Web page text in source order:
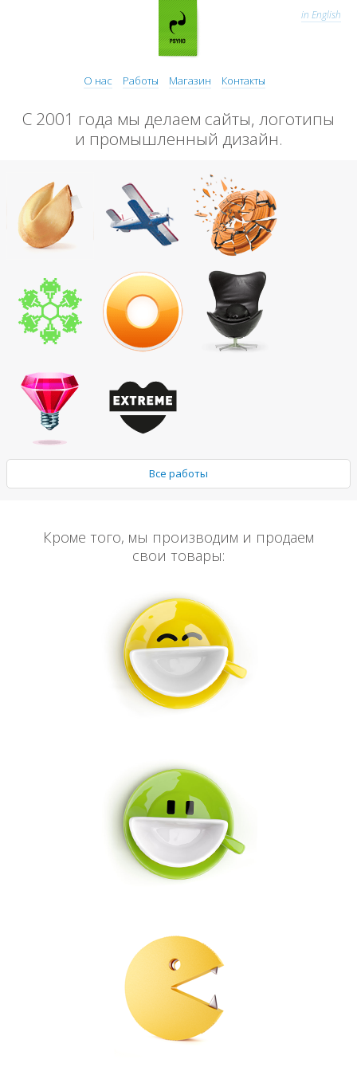
О нас Работы Магазин Контакты
in English
С 2001 года мы делаем сайты, логотипы
и промышленный дизайн.
Все работы
Кроме того, мы производим и продаем
свои товары: